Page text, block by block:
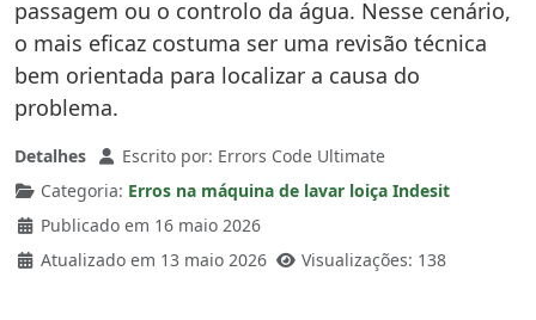
passagem ou o controlo da água. Nesse cenário,
o mais eficaz costuma ser uma revisão técnica
bem orientada para localizar a causa do
problema.
Detalhes Escrito por: Errors Code Ultimate
Categoria: Erros na máquina de lavar loiça Indesit
Publicado em 16 maio 2026
Atualizado em 13 maio 2026
Visualizações: 138